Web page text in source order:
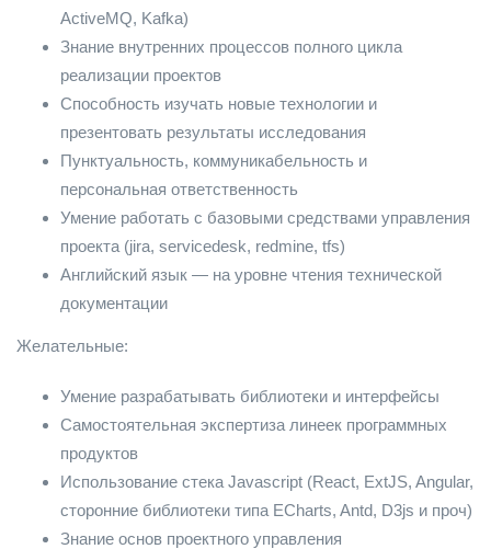
ActiveMQ, Kafka)
Знание внутренних процессов полного цикла
реализации проектов
Способность изучать новые технологии и
презентовать результаты исследования
Пунктуальность, коммуникабельность и
персональная ответственность
Умение работать с базовыми средствами управления
проекта (jira, servicedesk, redmine, tfs)
Английский язык — на уровне чтения технической
документации
Желательные:
Умение разрабатывать библиотеки и интерфейсы
Самостоятельная экспертиза линеек программных
продуктов
Использование стека Javascript (React, ExtJS, Angular,
сторонние библиотеки типа ECharts, Antd, D3js и проч)
Знание основ проектного управления